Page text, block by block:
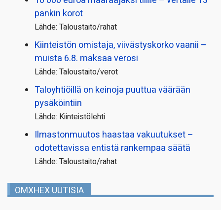
pankin korot
Lähde: Taloustaito/rahat
Kiinteistön omistaja, viivästyskorko vaanii –
muista 6.8. maksaa verosi
Lähde: Taloustaito/verot
Taloyhtiöillä on keinoja puuttua väärään
pysäköintiin
Lähde: Kiinteistölehti
Ilmastonmuutos haastaa vakuutukset –
odotettavissa entistä rankempaa säätä
Lähde: Taloustaito/rahat
OMXHEX UUTISIA